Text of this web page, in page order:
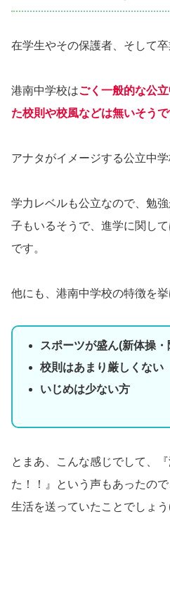
在学生やその保護者、そして卒
港南中学校はごく一般的な公
た校則や校風などは無いそうで
アナタがイメージする公立中
学力レベルも公立なので、勉
子もいるそうで、進学に関し
です。
他にも、港南中学校の特徴を挙
スポーツが盛ん(新体操
校則はあまり厳しくない
いじめは少ない方
とまあ、こんな感じでして、
た！！』という声もあったの
生活を送っていたことでしょ